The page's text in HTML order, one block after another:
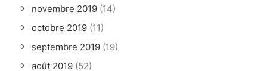
novembre 2019 (14)
octobre 2019 (11)
septembre 2019 (19)
août 2019 (52)